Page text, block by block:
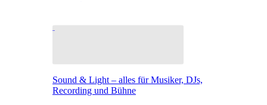
Sound & Light – alles für Musiker, DJs,
Recording und Bühne